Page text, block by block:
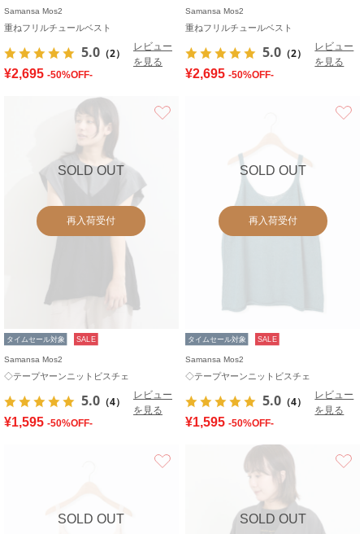
Samansa Mos2
重ねフリルチュールベスト
5.0 （2）
レビュー
を見る
¥2,695 -50%OFF-
Samansa Mos2
重ねフリルチュールベスト
5.0 （2）
レビュー
を見る
¥2,695 -50%OFF-
SOLD OUT
再入荷受付
タイムセール対象 SALE
Samansa Mos2
◇テープヤーンニットビスチェ
5.0 （4）
レビュー
を見る
¥1,595 -50%OFF-
SOLD OUT
再入荷受付
タイムセール対象 SALE
Samansa Mos2
◇テープヤーンニットビスチェ
5.0 （4）
レビュー
を見る
¥1,595 -50%OFF-
SOLD OUT SOLD OUT